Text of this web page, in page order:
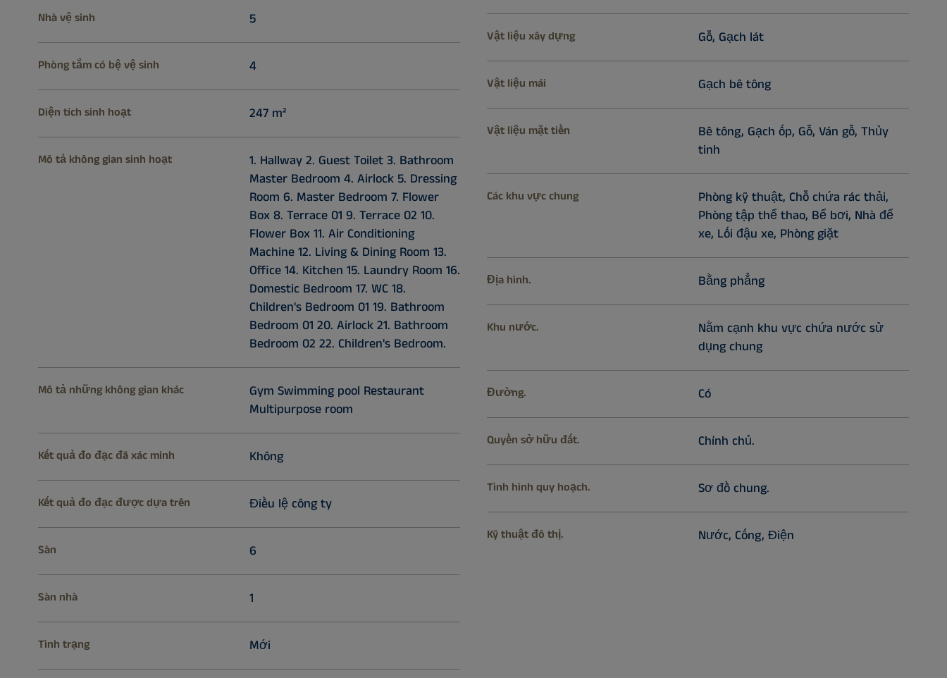
Nhà vệ sinh 5
Phòng tắm có bệ vệ sinh 4
Diện tích sinh hoạt 247 m²
Mô tả không gian sinh hoạt
1. Hallway 2. Guest Toilet 3. Bathroom
Master Bedroom 4. Airlock 5. Dressing
Room 6. Master Bedroom 7. Flower
Box 8. Terrace 01 9. Terrace 02 10.
Flower Box 11. Air Conditioning
Machine 12. Living & Dining Room 13.
Office 14. Kitchen 15. Laundry Room 16.
Domestic Bedroom 17. WC 18.
Children's Bedroom 01 19. Bathroom
Bedroom 01 20. Airlock 21. Bathroom
Bedroom 02 22. Children's Bedroom.
Mô tả những không gian khác
Gym Swimming pool Restaurant
Multipurpose room
Kết quả đo đạc đã xác minh Không
Kết quả đo đạc được dựa trên Điều lệ công ty
Sàn 6
Sàn nhà 1
Tình trạng Mới
Vật liệu xây dựng Gỗ, Gạch lát
Vật liệu mái Gạch bê tông
Vật liệu mặt tiền
Bê tông, Gạch ốp, Gỗ, Ván gỗ, Thủy
tinh
Các khu vực chung
Phòng kỹ thuật, Chỗ chứa rác thải,
Phòng tập thể thao, Bể bơi, Nhà để
xe, Lối đậu xe, Phòng giặt
Địa hình. Bằng phẳng
Khu nước.
Nằm cạnh khu vực chứa nước sử
dụng chung
Đường. Có
Quyền sở hữu đất. Chính chủ.
Tình hình quy hoạch. Sơ đồ chung.
Kỹ thuật đô thị. Nước, Cống, Điện